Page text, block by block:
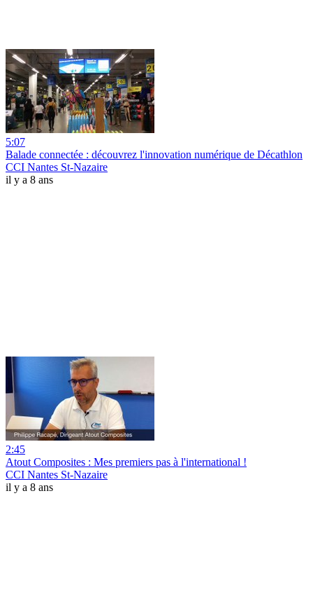
5:07
Balade connectée : découvrez l'innovation numérique de Décathlon
CCI Nantes St-Nazaire
il y a 8 ans
2:45
Atout Composites : Mes premiers pas à l'international !
CCI Nantes St-Nazaire
il y a 8 ans